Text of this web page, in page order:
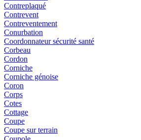
Contreplaqué
Contrevent
Contreventement
Conurbation
Coordonnateur sécurité santé
Corbeau
Cordon
Corniche
Corniche génoise
Coron
Corps
Cotes
Cottage
Coupe
Coupe sur terrain